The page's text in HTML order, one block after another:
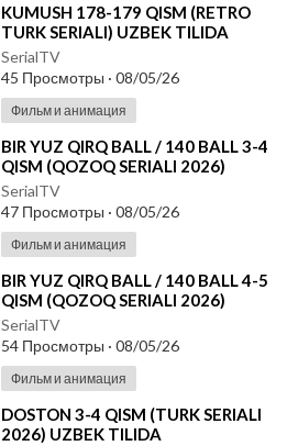
⁣KUMUSH 178-179 QISM (RETRO
TURK SERIALI) UZBEK TILIDA
SerialTV
45 Просмотры · 08/05/26
Фильм и анимация
⁣⁣BIR YUZ QIRQ BALL / 140 BALL 3-4
QISM (QOZOQ SERIALI 2026)
UZBEK TILIDA
SerialTV
47 Просмотры · 08/05/26
Фильм и анимация
⁣⁣BIR YUZ QIRQ BALL / 140 BALL 4-5
QISM (QOZOQ SERIALI 2026)
UZBEK TILIDA
SerialTV
54 Просмотры · 08/05/26
Фильм и анимация
⁣DOSTON 3-4 QISM (TURK SERIALI
2026) UZBEK TILIDA